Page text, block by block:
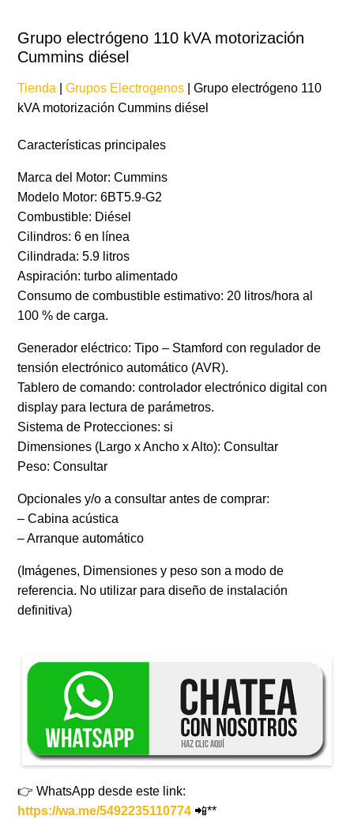
Grupo electrógeno 110 kVA motorización
Cummins diésel
Tienda |Grupos Electrogenos | Grupo electrógeno 110
kVA motorización Cummins diésel
Características principales
Marca del Motor: Cummins
Modelo Motor: 6BT5.9-G2
Combustible: Diésel
Cilindros: 6 en línea
Cilindrada: 5.9 litros
Aspiración: turbo alimentado
Consumo de combustible estimativo: 20 litros/hora al
100 % de carga.
Generador eléctrico: Tipo – Stamford con regulador de
tensión electrónico automático (AVR).
Tablero de comando: controlador electrónico digital con
display para lectura de parámetros.
Sistema de Protecciones: si
Dimensiones (Largo x Ancho x Alto): Consultar
Peso: Consultar
Opcionales y/o a consultar antes de comprar:
– Cabina acústica
– Arranque automático
(Imágenes, Dimensiones y peso son a modo de
referencia. No utilizar para diseño de instalación
definitiva)
👉 WhatsApp desde este link:
https://wa.me/5492235110774 📲**